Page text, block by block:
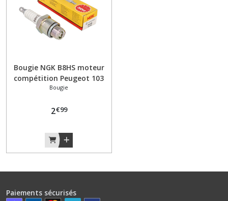
Bougie NGK B8HS moteur
compétition Peugeot 103
Bougie
2€99
filtre
à
Carter
et
capotage
Chaine
Paiements sécurisés